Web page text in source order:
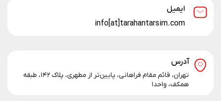
ایمیل
info[at]tarahantarsim.com
آدرس
تهران، قائم مقام فراهانی، پایین‌تر از مطهری، پلاک ۱۴۲، طبقه
همکف، واحد۱